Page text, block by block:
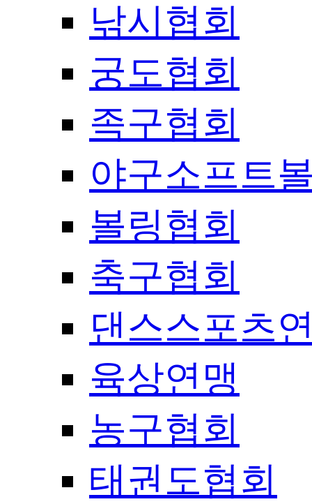
낚시협회
궁도협회
족구협회
야구소프트
볼링협회
축구협회
댄스스포츠
육상연맹
농구협회
태권도협회